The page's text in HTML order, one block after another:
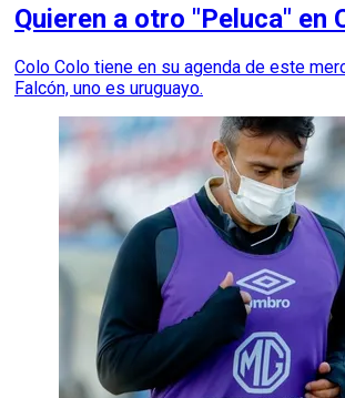
Quieren a otro "Peluca" en
Colo Colo tiene en su agenda de este
Falcón, uno es uruguayo.